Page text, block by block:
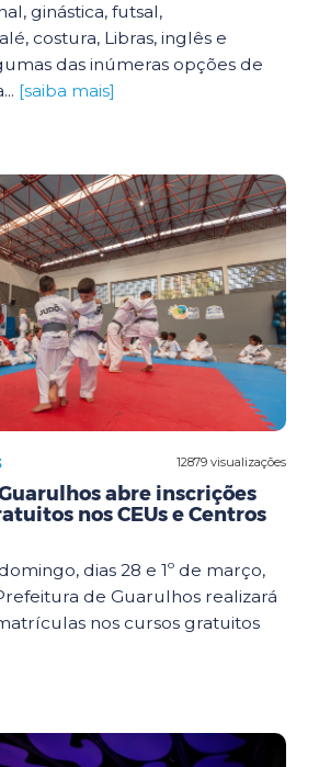
ginástica, futsal,
costura, Libras, inglês e
das inúmeras opções de
[saiba mais]
12879 visualizações
abre inscrições
nos CEUs e Centros
dias 28 e 1º de março,
de Guarulhos realizará
nos cursos gratuitos